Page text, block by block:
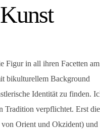
Figur in all ihren Facetten am
bikulturellem Background
Identität zu finden.
Tradition verpflichtet. Erst die
Orient und Okzident) und